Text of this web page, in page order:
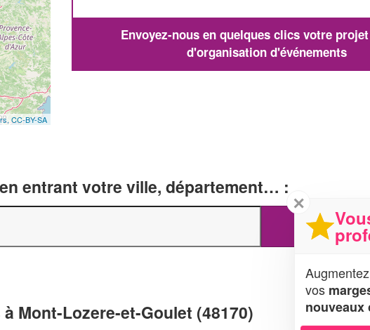
CC-BY-SA
Envoyez-nous en quelques clics votre
d'organisation d'événements
entrant votre ville, département… :
Mont-Lozere-et-Goulet (48170)
✕
vos
nouveaux